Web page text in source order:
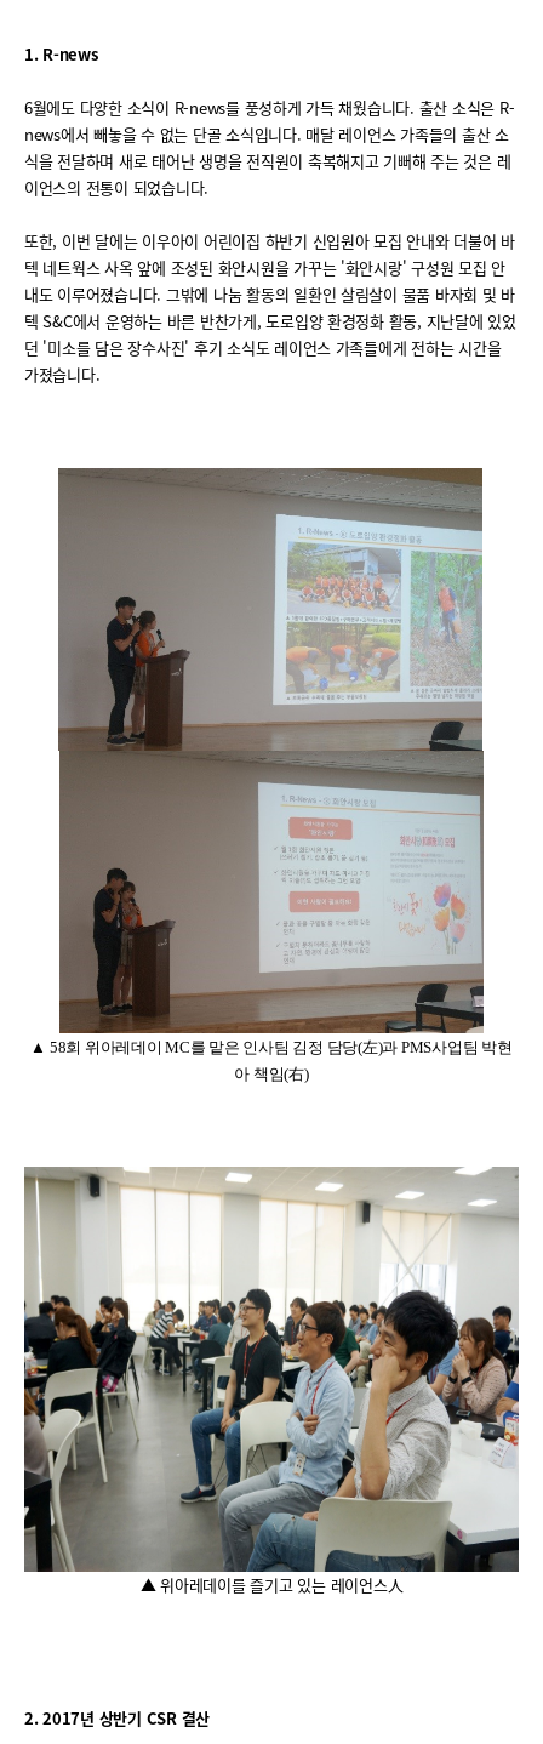
1. R-news
6월에도 다양한 소식이 R-news를 풍성하게 가득 채웠습니다. 출산 소식은 R-
news에서 빼놓을 수 없는 단골 소식입니다. 매달 레이언스 가족들의 출산 소
식을 전달하며 새로 태어난 생명을 전직원이 축복해지고 기뻐해 주는 것은 레
이언스의 전통이 되었습니다.
또한, 이번 달에는 이우아이 어린이집 하반기 신입원아 모집 안내와 더불어 바
텍 네트웍스 사옥 앞에 조성된 화안시원을 가꾸는 '화안시랑' 구성원 모집 안
내도 이루어졌습니다. 그밖에 나눔 활동의 일환인 살림살이 물품 바자회 및 바
텍 S&C에서 운영하는 바른 반찬가게, 도로입양 환경정화 활동, 지난달에 있었
던 '미소를 담은 장수사진' 후기 소식도 레이언스 가족들에게 전하는 시간을
가졌습니다.
▲ 58회 위아레데이 MC를 맡은 인사팀 김정 담당(左)과 PMS사업팀 박현
아 책임(右)
▲ 위아레데이를 즐기고 있는 레이언스人
2. 2017년 상반기 CSR 결산